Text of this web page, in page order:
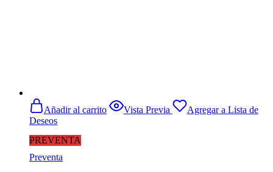
PREVENTA
Añadir al carrito Vista Previa
Agregar a Lista de
Deseos
Preventa